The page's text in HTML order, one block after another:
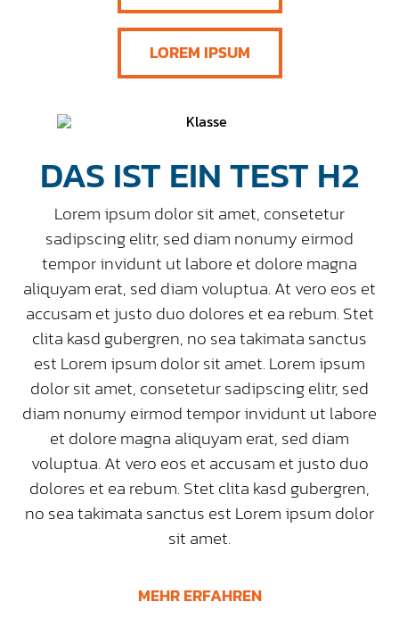
LOREM IPSUM
DAS IST EIN TEST H2
Lorem ipsum dolor sit amet, consetetur
sadipscing elitr, sed diam nonumy eirmod
tempor invidunt ut labore et dolore magna
aliquyam erat, sed diam voluptua. At vero eos et
accusam et justo duo dolores et ea rebum. Stet
clita kasd gubergren, no sea takimata sanctus
est Lorem ipsum dolor sit amet. Lorem ipsum
dolor sit amet, consetetur sadipscing elitr, sed
diam nonumy eirmod tempor invidunt ut labore
et dolore magna aliquyam erat, sed diam
voluptua. At vero eos et accusam et justo duo
dolores et ea rebum. Stet clita kasd gubergren,
no sea takimata sanctus est Lorem ipsum dolor
sit amet.
MEHR ERFAHREN